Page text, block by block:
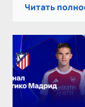
Читать